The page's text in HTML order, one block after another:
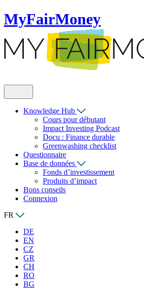
MyFairMoney
Knowledge Hub
Cours pour débutant
Impact Investing Podcast
Docu : Finance durable
Greenwashing checklist
Questionnaire
Base de données
Fonds d’investissement
Produits d’impact
Bons conseils
Connexion
FR
DE
EN
CZ
GR
CH
RO
BG